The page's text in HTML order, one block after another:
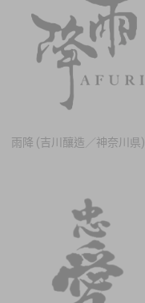
雨降 (吉川釀造／神奈川県)